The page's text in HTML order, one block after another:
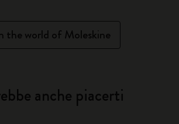
the world of Moleskine
anche piacerti